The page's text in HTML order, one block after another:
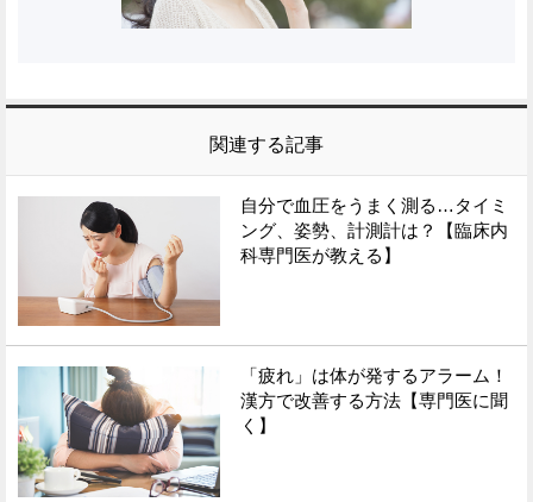
関連する記事
自分で血圧をうまく測る…タイミ
ング、姿勢、計測計は？【臨床内
科専門医が教える】
「疲れ」は体が発するアラーム！
漢方で改善する方法【専門医に聞
く】